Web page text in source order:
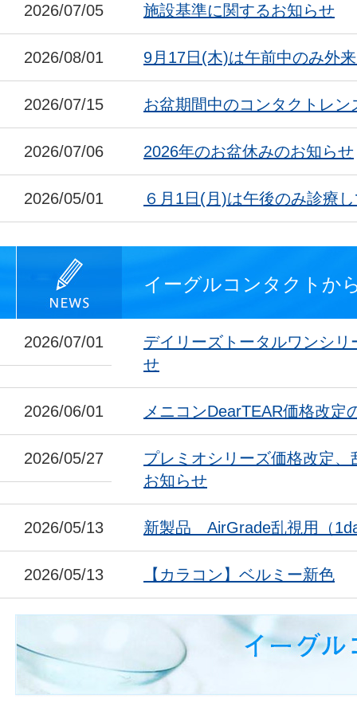
2026/07/05 施設基準に関するお知らせ
2026/08/01 9月17日(木)は午前中のみ外
2026/07/15 お盆期間中のコンタクトレン
2026/07/06 2026年のお盆休みのお知らせ
2026/05/01 ６月1日(月)は午後のみ診療
イーグルコンタクトか
2026/07/01
デイリーズトータルワンシ
せ
2026/06/01 メニコンDearTEAR価格改定
2026/05/27
プレミオシリーズ価格改定
お知らせ
2026/05/13 新製品 AirGrade乱視用（
2026/05/13 【カラコン】ベルミー新色